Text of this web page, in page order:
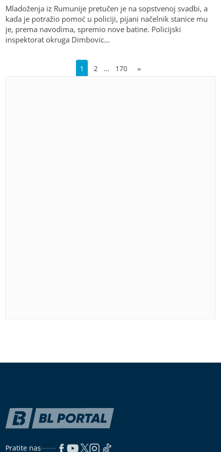
Mladoženja iz Rumunije pretučen je na sopstvenoj svadbi, a
kada je potražio pomoć u policiji, pijani načelnik stanice mu
je, prema navodima, spremio nove batine. Policijski
inspektorat okruga Dimbovic…
1 2 … 170 »
Pratite nas